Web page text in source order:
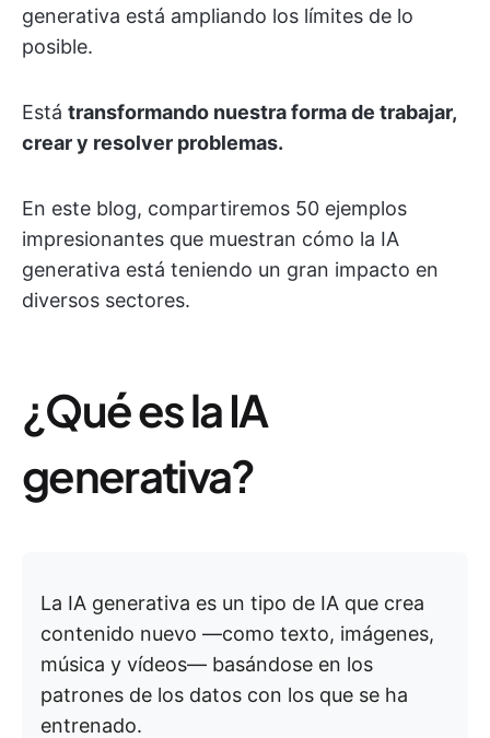
generativa está ampliando los límites de lo
posible.
Está transformando nuestra forma de trabajar,
crear y resolver problemas.
En este blog, compartiremos 50 ejemplos
impresionantes que muestran cómo la IA
generativa está teniendo un gran impacto en
diversos sectores.
¿Qué es la IA
generativa?
La IA generativa es un tipo de IA que crea
contenido nuevo —como texto, imágenes,
música y vídeos— basándose en los
patrones de los datos con los que se ha
entrenado.